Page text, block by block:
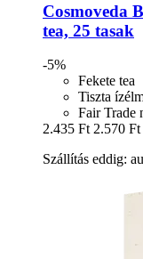
Cosmoveda
tea, 25 tasak
-5%
Fekete tea
Tiszta
Fair Trade
2.435 Ft 2.570 Ft
Szállítás eddig: